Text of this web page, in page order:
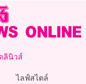
ลินิวส์
ไลฟ์สไตล์